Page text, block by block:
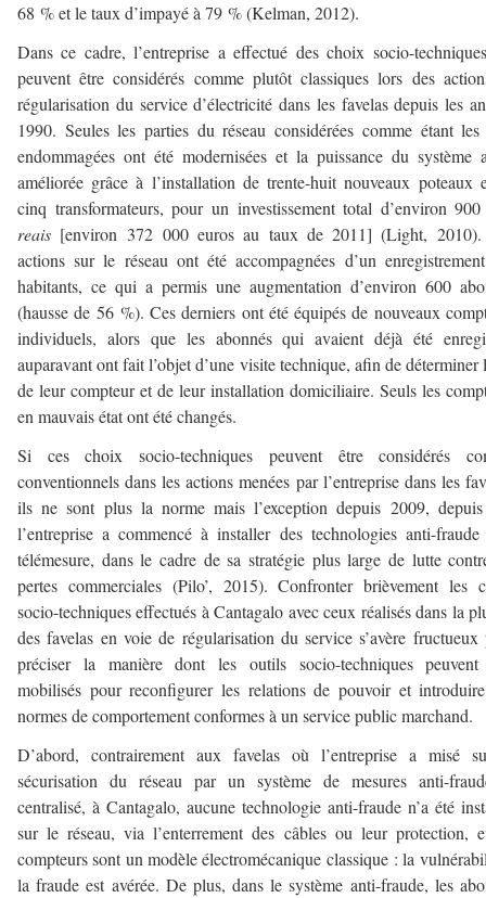
68 % et le taux d’impayé à 79 % (Kelman, 2012).
Dans ce cadre, l’entreprise a effectué des choix socio-
peuvent être considérés comme plutôt classiques lors des
régularisation du service d’électricité dans les favelas depuis les
1990. Seules les parties du réseau considérées comme étant
endommagées ont été modernisées et la puissance du système
améliorée grâce à l’installation de trente-huit nouveaux poteaux
cinq transformateurs, pour un investissement total d’environ
reais [environ 372 000 euros au taux de 2011] (Light, 2010).
actions sur le réseau ont été accompagnées d’un
habitants, ce qui a permis une augmentation d’environ 600
(hausse de 56 %). Ces derniers ont été équipés de nouveaux
individuels, alors que les abonnés qui avaient déjà été
auparavant ont fait l’objet d’une visite technique, afin de déterminer
de leur compteur et de leur installation domiciliaire. Seuls les
en mauvais état ont été changés.
Si ces choix socio-techniques peuvent être considérés
conventionnels dans les actions menées par l’entreprise dans les
ils ne sont plus la norme mais l’exception depuis 2009,
l’entreprise a commencé à installer des technologies anti-
télémesure, dans le cadre de sa stratégie plus large de lutte
pertes commerciales (Pilo’, 2015). Confronter brièvement les
socio-techniques effectués à Cantagalo avec ceux réalisés dans la
des favelas en voie de régularisation du service s’avère fructueux
préciser la manière dont les outils socio-techniques peuvent
mobilisés pour reconfigurer les relations de pouvoir et
normes de comportement conformes à un service public marchand.
D’abord, contrairement aux favelas où l’entreprise a misé
sécurisation du réseau par un système de mesures anti-
centralisé, à Cantagalo, aucune technologie anti-fraude n’a été
sur le réseau, via l’enterrement des câbles ou leur protection,
compteurs sont un modèle électromécanique classique : la
la fraude est avérée. De plus, dans le système anti-fraude, les